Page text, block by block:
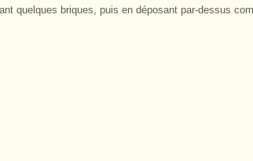
quelques briques, puis en déposant par-dessus